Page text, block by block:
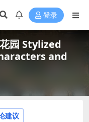
登录
园 Stylized
and
建议